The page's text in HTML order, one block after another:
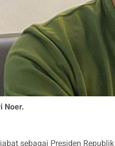
Noer.
sebagai Presiden